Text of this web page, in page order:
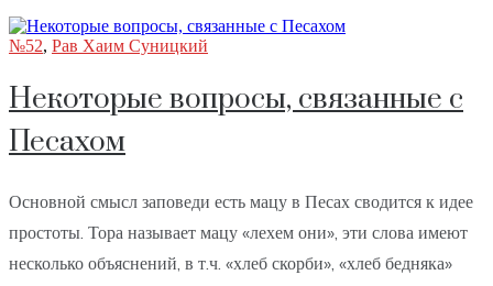
№52, Рав Хаим Суницкий
Некоторые вопросы, связанные с
Песахом
Основной смысл заповеди есть мацу в Песах сводится к идее
простоты. Тора называет мацу «лехем они», эти слова имеют
несколько объяснений, в т.ч. «хлеб скорби», «хлеб бедняка»